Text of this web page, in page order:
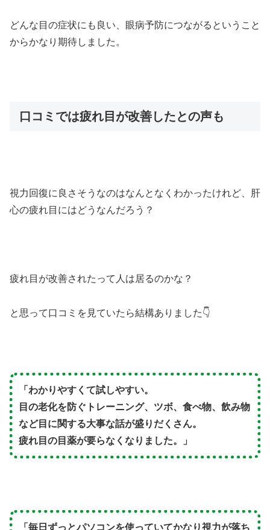
どんな目の症状にも良い、眼病予防につながるということ
からかなり期待しました。
口コミでは疲れ目が改善したとの声も
視力回復に良さそうなのはなんとなくわかったけれど、肝
心の疲れ目にはどうなんだろう？
疲れ目が改善されたって人は居るのかな？
と思って口コミを見ていたら結構ありました👇
「わかりやすくて試しやすい。
目の老化を防ぐトレーニング、ツボ、食べ物、飲み物
など目に関する大事な話が盛りだくさん。
疲れ目の目薬が要らなくなりました。」
「毎日ずっとパソコンを使っていてかなり視力が落ち